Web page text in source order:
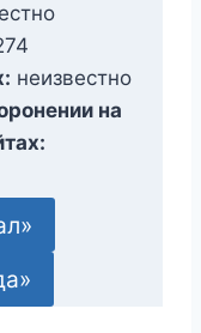
неизвестно
на